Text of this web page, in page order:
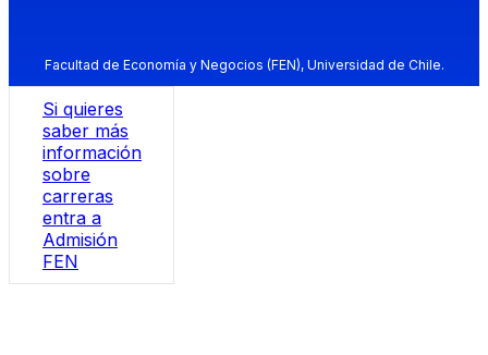
Facultad de Economía y Negocios (FEN), Universidad de Chile.
Si quieres
saber más
información
sobre
carreras
entra a
Admisión
FEN